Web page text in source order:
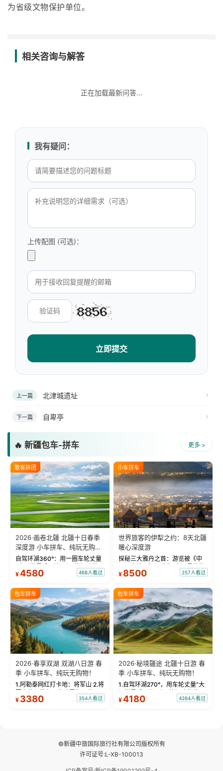
为省级文物保护单位。
相关咨询与解答
正在加载最新问答...
我有疑问：
上传配图 (可选)：
立即提交
上一篇 北津城遗址
下一篇 自卑亭
🔥 新疆包车-拼车 更多 >
散客拼团
2026·画卷北疆 北疆十日春季
深度游 小车拼车、纯玩无购
物！
自驾环湖360°：用一圈车轮丈量
“大西洋最后一滴眼泪”的极致蔚
蓝。 赛湖旅拍：甄选多款风格服
绝美瞬间。 赛湖坦克300跟车视
频：专业摄影师...
¥4580 468人看过
小车拼车
世界旅客的伊犁之约：8天北疆
暖心深度游
探秘三大雅丹之首：游览被《中
国国家地理》评选为“中国最美的
三大雅丹”第一名的克拉玛依魔鬼
瓦人最大村落——禾木村，欣赏
晨雾与小木...
¥ 8500 257人看过
包车拼车
2026·春享双湖 双湖八日游 春
季 小车拼车、纯玩无购物！
1.阿勒泰网红打卡地：将军山 2.将
军山落日缆车，体验雪都风光 3.
将军山，夕阳派对，蹦迪party 4.
¥ 3380 354人看过
包车拼车
2026·秘境疆途 北疆十日游 春
季 小车拼车、纯玩无购物！
1.自驾环湖270°，用车轮丈量“大
西洋最后一滴眼泪”的极致蔚蓝，
让雪山、花海与深邃湖水在转弯
¥4180 4264人看过
©新疆中旅国际旅行社有限公司版权所有
许可证号:L-XB-100013